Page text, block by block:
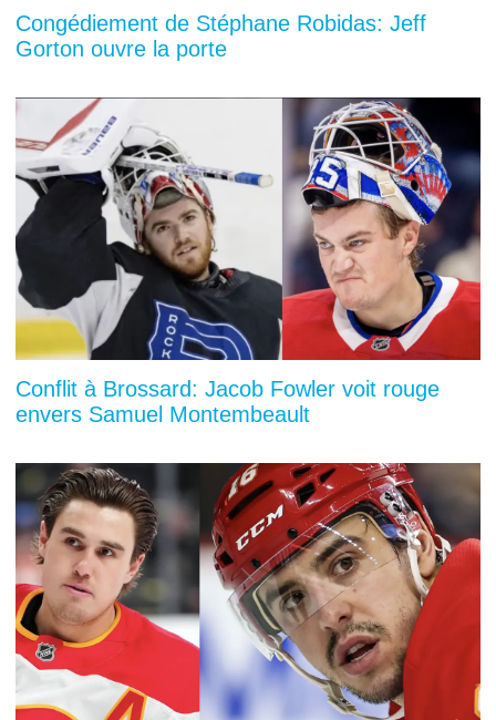
Congédiement de Stéphane Robidas: Jeff
Gorton ouvre la porte
Conflit à Brossard: Jacob Fowler voit rouge
envers Samuel Montembeault